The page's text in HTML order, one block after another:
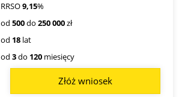
RRSO9,15%
od 500do 250 000zł
od 18 lat
od 3do 120 miesięcy
Złóż wniosek